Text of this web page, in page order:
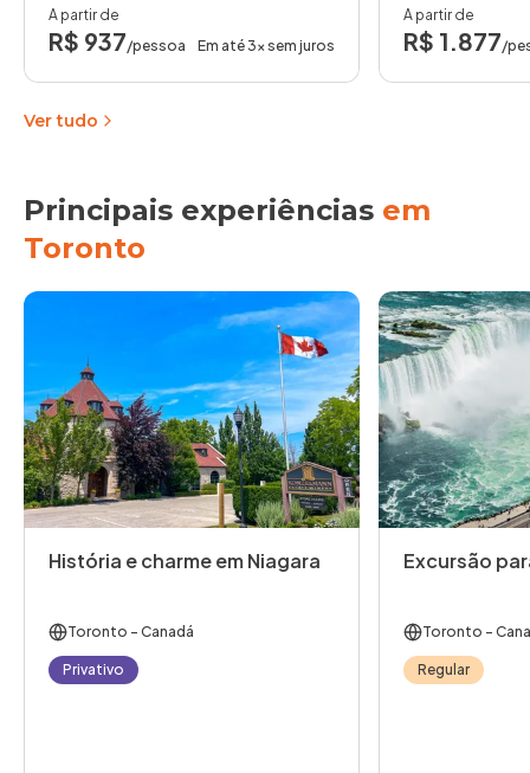
A partir de
R$ 937/pessoa Em até 3x sem juros
A partir de
R$ 1.877/
Ver tudo
Principais experiências em
Toronto
História e charme em Niagara
Toronto - Canadá
Privativo
Excursão
Toronto -
Regular